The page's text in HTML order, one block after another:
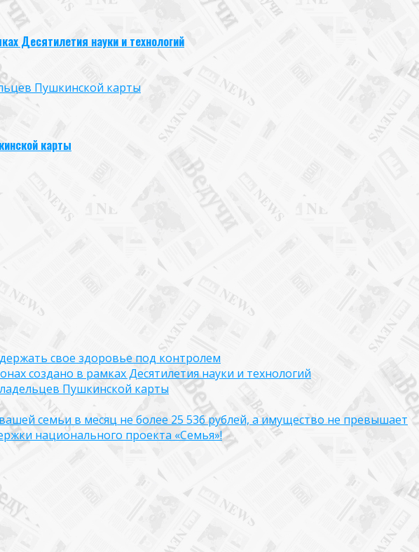
Десятилетия науки и технологий
Пушкинской карты
карты
свое здоровье под контролем
создано в рамках Десятилетия науки и технологий
Пушкинской карты
семьи в месяц не более 25 536 рублей, а имущество не превышает
национального проекта «Семья»!